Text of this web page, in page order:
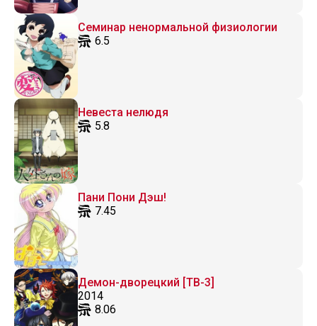
Семинар ненормальной физиологии
6.5
Невеста нелюдя
5.8
Пани Пони Дэш!
7.45
Демон-дворецкий [ТВ-3]
2014
8.06